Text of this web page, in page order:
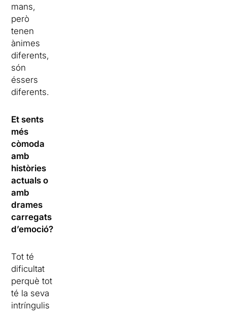
mans,
però
tenen
ànimes
diferents,
són
éssers
diferents.
Et sents
més
còmoda
amb
històries
actuals o
amb
drames
carregats
d’emoció?
Tot té
dificultat
perquè tot
té la seva
intríngulis